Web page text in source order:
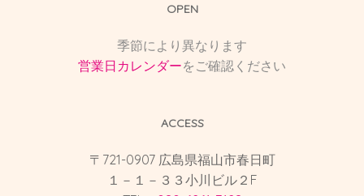
OPEN
季節により異なります
営業日カレンダーをご確認ください
ACCESS
〒721-0907 広島県福山市春日町
１－１－３３小川ビル２F